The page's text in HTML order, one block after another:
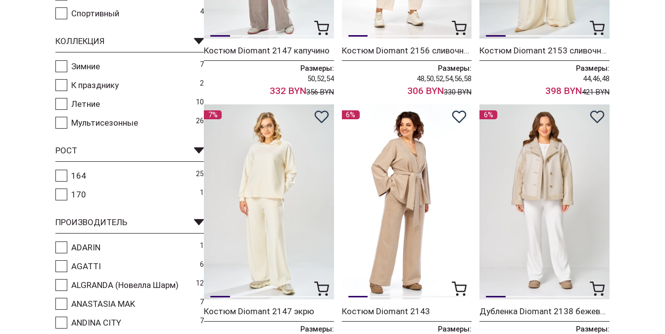
Спортивный 4
КОЛЛЕКЦИЯ
Зимние 7
К празднику 2
Летние 10
Мультисезонные 26
РОСТ
164 25
170 1
ПРОИЗВОДИТЕЛЬ
ADARIN 1
AGATTI 6
ALGRANDA (Новелла Шарм) 12
ANASTASIA MAK 7
ANDINA CITY 7
Костюм Diomant 2147 капучино
Размеры:
50,52,54
332 BYN356 BYN
Костюм Diomant 2156 сливочное масло
Размеры:
48,50,52,54,56,58
306 BYN330 BYN
Костюм Diomant 2153 сливочное масло
Размеры:
44,46,48
398 BYN421 BYN
7%
Костюм Diomant 2147 экрю
Размеры:
6%
Костюм Diomant 2143
Размеры:
6%
Дубленка Diomant 2138 бежевый
Размеры: